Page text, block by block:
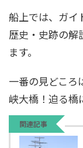
船上では、ガイ
歴史・史跡の解
ます。
一番の見どころ
峡大橋！迫る橋
関連記事